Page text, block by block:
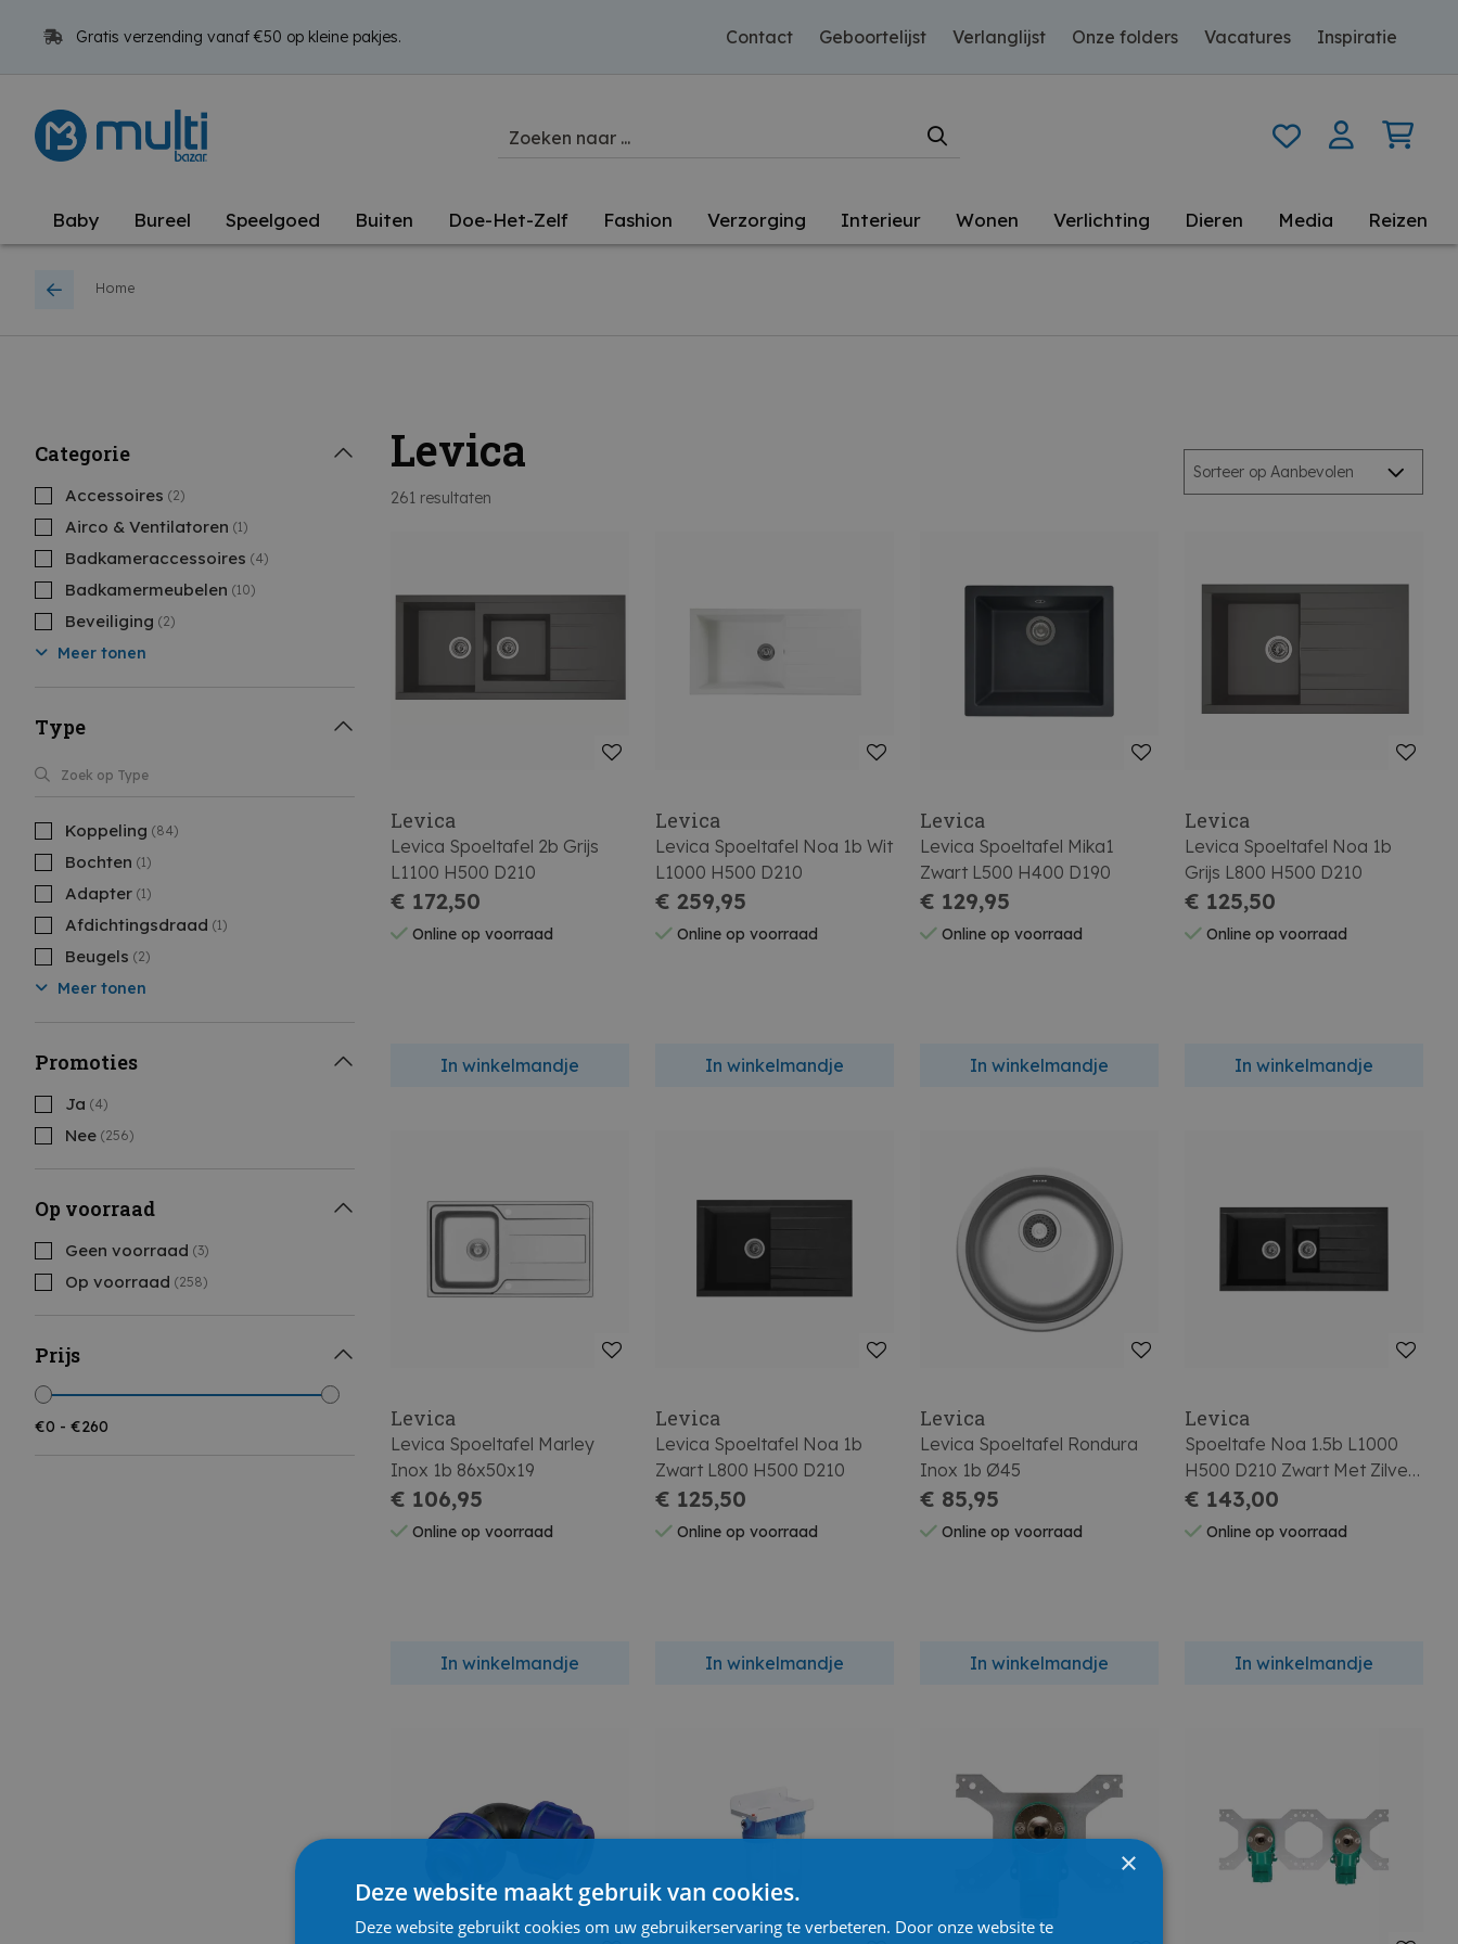
Gratis verzending vanaf €50 op kleine pakjes. Contact Geboortelijst Verlanglijst Onze folders Vacatures Inspiratie
Baby Bureel Speelgoed Buiten Doe-Het-Zelf Fashion Verzorging Interieur Wonen Verlichting Dieren Media Reizen
Home
Categorie
Accessoires (2)
Airco & Ventilatoren (1)
Badkameraccessoires (4)
Badkamermeubelen (10)
Beveiliging (2)
Meer tonen
Type
Koppeling (84)
Bochten (1)
Adapter (1)
Afdichtingsdraad (1)
Beugels (2)
Meer tonen
Promoties
Ja (4)
Nee (256)
Op voorraad
Geen voorraad (3)
Op voorraad (258)
Prijs
Levica
261 resultaten
Levica
Levica Spoeltafel 2b Grijs
L1100 H500 D210
€ 172,50
Online op voorraad
In winkelmandje
Levica
Levica Spoeltafel Noa 1b Wit
L1000 H500 D210
€ 259,95
Online op voorraad
In winkelmandje
Levica
Levica Spoeltafel Mika1
Zwart L500 H400 D190
€ 129,95
Online op voorraad
In winkelmandje
Levica
Levica Spoeltafel Noa 1b
Grijs L800 H500 D210
€ 125,50
Online op voorraad
In winkelmandje
Levica
Levica Spoeltafel Marley
Inox 1b 86x50x19
€ 106,95
Online op voorraad
In winkelmandje
Levica
Levica Spoeltafel Noa 1b
Zwart L800 H500 D210
€ 125,50
Online op voorraad
In winkelmandje
Levica
Levica Spoeltafel Rondura
Inox 1b Ø45
€ 85,95
Online op voorraad
In winkelmandje
Levica
Spoeltafe Noa 1.5b L1000
H500 D210 Zwart Met Zilver
Blinkende Puntjes
€ 143,00
Online op voorraad
In winkelmandje
×
Deze website maakt gebruik van cookies.
Deze website gebruikt cookies om uw gebruikerservaring te verbeteren. Door onze website te